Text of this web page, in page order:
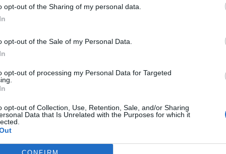
opt-out of the Sharing of my personal data.
opt-out of the Sale of my Personal Data.
opt-out of processing my Personal Data for Targeted
opt-out of Collection, Use, Retention, Sale, and/or Sharing
Data that Is Unrelated with the Purposes for which it
CONFIRM
június 16-án (sem)
Krassó György, az Inconnu Csoport. Róluk méltatlanul
– az 1989. június 16-i Orbán-beszédről, és nem
eljátssza ugyanazt az 1989-es Nagy Imre-
de nem tanulunk semmit, nem jutunk semmire, csak
élet ellentétes szekértáborai – ahogy más ügyekben is –